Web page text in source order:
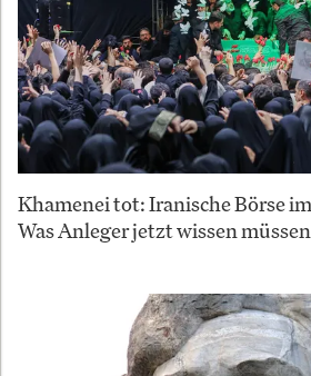
Khamenei tot: Iranische Börse
Was Anleger jetzt wissen müssen